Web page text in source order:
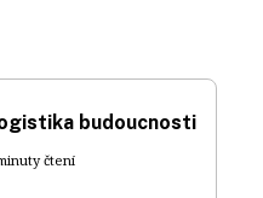
budoucnosti
čtení